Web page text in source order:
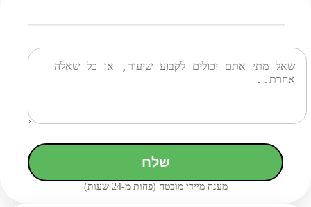
שלח
מענה מיידי מובטח (פחות מ-24 שעות)